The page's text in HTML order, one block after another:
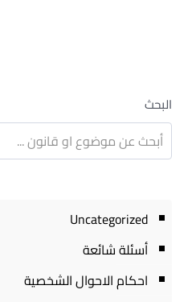
البحث
Uncategorized
أسئلة شائعة
احكام الاحوال الشخصية